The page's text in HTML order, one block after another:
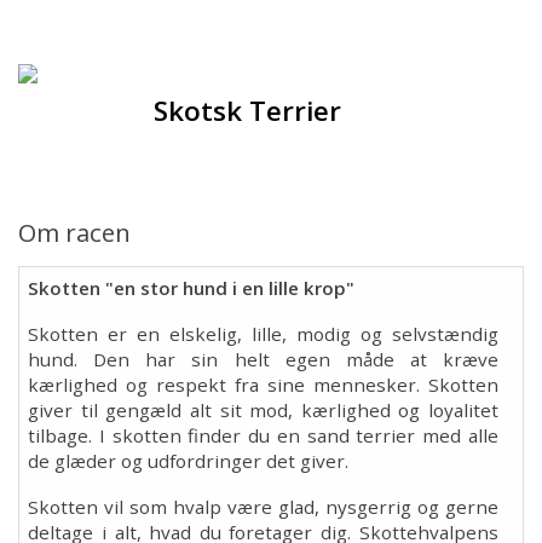
Hjem
Hvalpe
Sundhed
Racegruppen
Udstilling
Skotsk Terrier
Om racen
Skotten "en stor hund i en lille krop"
Skotten er en elskelig, lille, modig og selvstændig
hund. Den har sin helt egen måde at kræve
kærlighed og respekt fra sine mennesker. Skotten
giver til gengæld alt sit mod, kærlighed og loyalitet
tilbage. I skotten finder du en sand terrier med alle
de glæder og udfordringer det giver.
Skotten vil som hvalp være glad, nysgerrig og gerne
deltage i alt, hvad du foretager dig. Skottehvalpens